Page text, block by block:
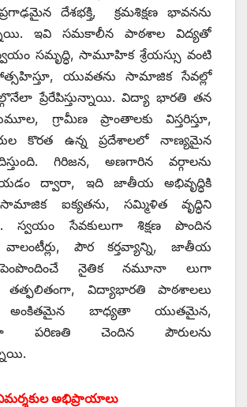
దేశభక్తి, క్రమశిక్షణ భావనను
ఇవి సమకాలీన పాఠశాల విద్యతో
సమృద్ధి, సామూహిక శ్రేయస్సు వంటి
యువతను సామాజిక సేవల్లో
ప్రేరేపిస్తున్నాయి. విద్యా భారతి తన
గ్రామీణ ప్రాంతాలకు విస్తరిస్తూ,
కొరత ఉన్న ప్రదేశాలలో నాణ్యమైన
గిరిజన, అణగారిన వర్గాలను
ద్వారా, ఇది జాతీయ అభివృద్ధికి
ఐక్యతను, సమ్మిళిత వృద్ధిని
స్వయం సేవకులుగా శిక్షణ పొందిన
వాలంటీర్లు, పౌర కర్తవ్యాన్ని, జాతీయ
నైతిక నమూనా లుగా
తత్ఫలితంగా, విద్యాభారతి పాఠశాలలు
అంకితమైన బాధ్యతా యుతమైన,
పరిణతి చెందిన పౌరులను
అభిప్రాయాలు